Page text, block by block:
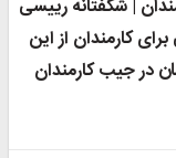
| شگفتانه رییسی
کارمندان از این